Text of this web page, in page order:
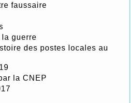
faussaire
guerre
des postes locales au
la CNEP